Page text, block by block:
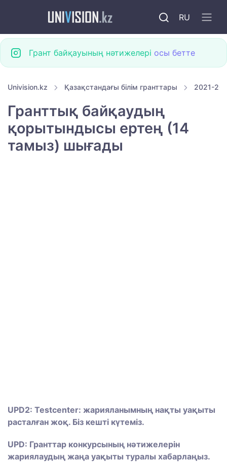
RU
Грант байқауының нәтижелері осы бетте
Univision.kz Қазақстандағы білім гранттары 2021-
Гранттық байқаудың
қорытындысы ертең (14
тамыз) шығады
UPD2: Testcenter: жарияланымның нақты уақыты
расталған жоқ. Біз кешті күтеміз.
UPD: Гранттар конкурсының нәтижелерін
жариялаудың жаңа уақыты туралы хабарлаңыз.